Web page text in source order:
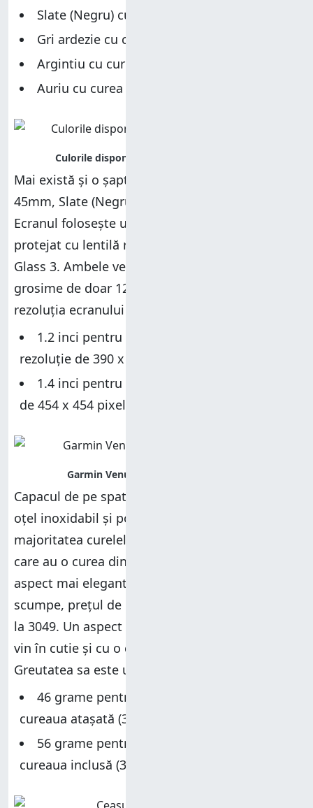
Slate (Negru) cu curea de silicon neagră
Gri ardezie cu curea din silicon negru
Argintiu cu curea de silicon Silver Gray
Auriu cu curea de piele Light Sand
Mai există și o șaptea versiune: modelul de
45mm, Slate (Negru) cu curea de piele maro.
Ecranul folosește un panou
protejat cu lentilă realizată din Corning Gorilla
Glass 3. Ambele versiuni (de 41 și 45 mm) au o
grosime de doar 12 mm, însă diametrul și
rezoluția ecranului diferă:
1.2 inci pentru versiunea de 41 mm, cu o
rezoluție de 390 x 390 pixeli
1.4 inci pentru cea de 45mm, cu o rezoluție
de 454 x 454 pixeli
Capacul de pe spatele ceasului este realizat din
oțel inoxidabil și polimer ranforsat cu fibre, iar
majoritatea curelelor sunt din silicon. Versiunile
care au o curea din piele nu doar că au un
aspect mai elegant, dar sunt și puțin mai
scumpe, prețul de lansare urcând de la 2799 lei
la 3049. Un aspect de reținut este că acestea
vin în cutie și cu o curea de silicon de rezervă.
Greutatea sa este una redusă:
46 grame pentru versiunea de 41mm cu
cureaua atașată (33 grame fără curea)
56 grame pentru versiunea de 45mm cu
cureaua inclusă (38 grame fără curea)